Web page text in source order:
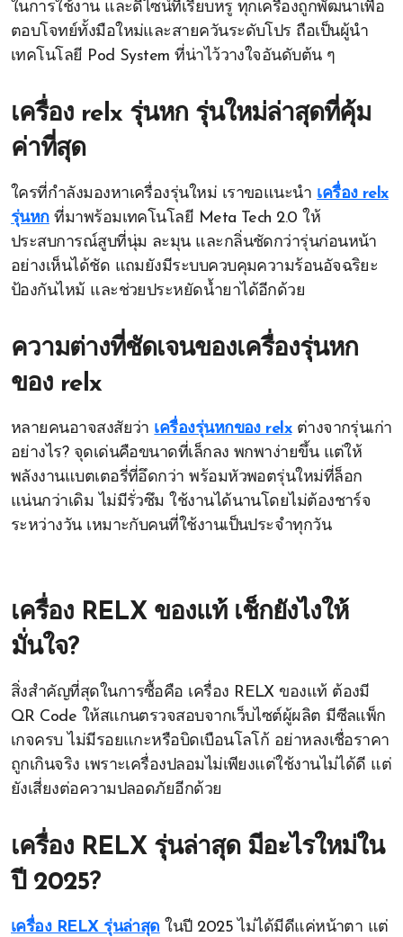
ในการใช้งาน และดีไซน์ที่เรียบหรู ทุกเครื่องถูกพัฒนาเพื่อ
ตอบโจทย์ทั้งมือใหม่และสายควันระดับโปร ถือเป็นผู้นำ
เทคโนโลยี Pod System ที่น่าไว้วางใจอันดับต้น ๆ
เครื่อง relx รุ่นหก รุ่นใหม่ล่าสุดที่คุ้ม
ค่าที่สุด
ใครที่กำลังมองหาเครื่องรุ่นใหม่ เราขอแนะนำ เครื่อง relx
รุ่นหกที่มาพร้อมเทคโนโลยี Meta Tech 2.0 ให้
ประสบการณ์สูบที่นุ่ม ละมุน และกลิ่นชัดกว่ารุ่นก่อนหน้า
อย่างเห็นได้ชัด แถมยังมีระบบควบคุมความร้อนอัจฉริยะ
ป้องกันไหม้ และช่วยประหยัดน้ำยาได้อีกด้วย
ความต่างที่ชัดเจนของเครื่องรุ่นหก
ของ relx
หลายคนอาจสงสัยว่า เครื่องรุ่นหกของ relxต่างจากรุ่นเก่า
อย่างไร? จุดเด่นคือขนาดที่เล็กลง พกพาง่ายขึ้น แต่ให้
พลังงานแบตเตอรี่ที่อึดกว่า พร้อมหัวพอตรุ่นใหม่ที่ล็อก
แน่นกว่าเดิม ไม่มีรั่วซึม ใช้งานได้นานโดยไม่ต้องชาร์จ
ระหว่างวัน เหมาะกับคนที่ใช้งานเป็นประจำทุกวัน
เครื่อง RELX ของแท้ เช็กยังไงให้
มั่นใจ?
สิ่งสำคัญที่สุดในการซื้อคือ เครื่อง RELX ของแท้ ต้องมี
QR Code ให้สแกนตรวจสอบจากเว็บไซต์ผู้ผลิต มีซีลแพ็ก
เกจครบ ไม่มีรอยแกะหรือบิดเบือนโลโก้ อย่าหลงเชื่อราคา
ถูกเกินจริง เพราะเครื่องปลอมไม่เพียงแต่ใช้งานไม่ได้ดี แต่
ยังเสี่ยงต่อความปลอดภัยอีกด้วย
เครื่อง RELX รุ่นล่าสุด มีอะไรใหม่ใน
ปี 2025?
เครื่อง RELX รุ่นล่าสุด ในปี 2025 ไม่ได้มีดีแค่หน้าตา แต่